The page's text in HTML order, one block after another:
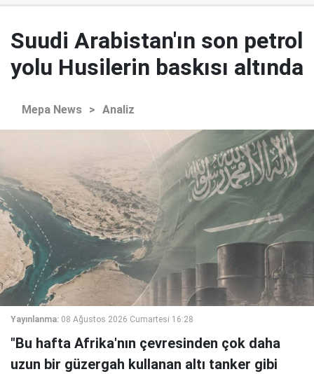
Suudi Arabistan'ın son petrol
yolu Husilerin baskısı altında
Mepa News > Analiz
Yayınlanma: 08 Ağustos 2026 Cumartesi 16:28
"Bu hafta Afrika'nın çevresinden çok daha
uzun bir güzergah kullanan altı tanker gibi